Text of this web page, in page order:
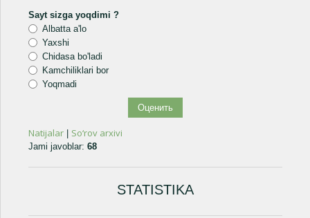
Sayt sizga yoqdimi ?
Albatta a'lo
Yaxshi
Chidasa bo'ladi
Kamchiliklari bor
Yoqmadi
Natijalar So‘rov arxivi
Jami javoblar: 68
STATISTIKA